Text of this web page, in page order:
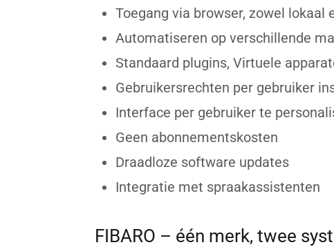
Toegang via browser, zowel
Automatiseren op verschillende
Standaard plugins, Virtuele
Gebruikersrechten per gebruiker
Interface per gebruiker te
Geen abonnementskosten
Draadloze software updates
Integratie met spraakassistenten
FIBARO – één merk, twee